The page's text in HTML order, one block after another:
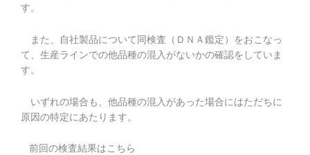
す。
また、自社製品について同検査（ＤＮＡ鑑定）をおこなっ
て、生産ラインでの他品種の混入がないかの確認をしていま
す。
いずれの場合も、他品種の混入があった場合にはただちに
原因の特定にあたります。
前回の検査結果はこちら